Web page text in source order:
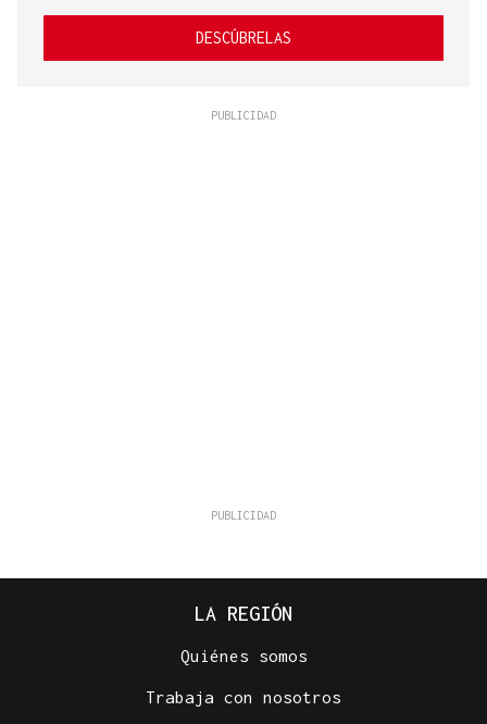
DESCÚBRELAS
LA REGIÓN
Quiénes somos
Trabaja con nosotros